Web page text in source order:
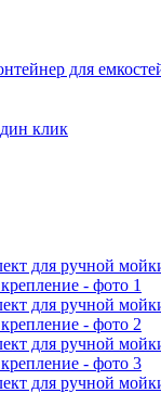
для
клик